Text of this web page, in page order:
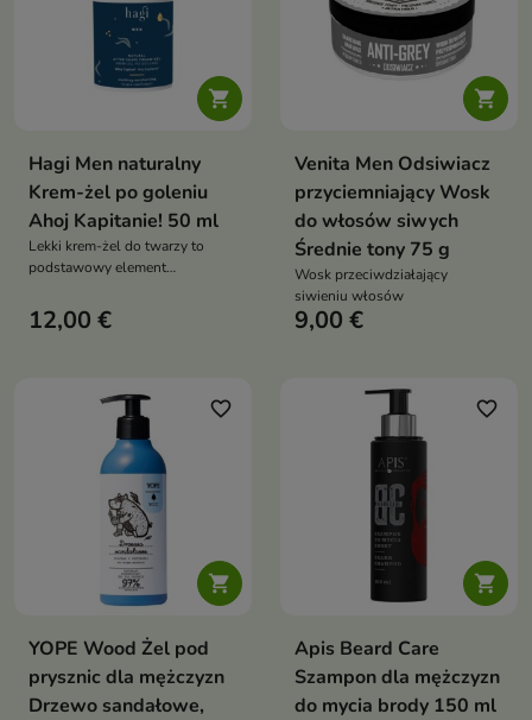

Hagi Men naturalny
Krem-żel po goleniu
Ahoj Kapitanie! 50 ml
Lekki krem-żel do twarzy to
podstawowy element
12,00 €

Venita Men Odsiwiacz
przyciemniający Wosk
do włosów siwych
Średnie tony 75 g
Wosk przeciwdziałający
siwieniu włosów
9,00 €

favorite_border
YOPE Wood Żel pod
prysznic dla mężczyzn
Drzewo sandałowe,

favorite_border
Apis Beard Care
Szampon dla mężczyzn
do mycia brody 150 ml